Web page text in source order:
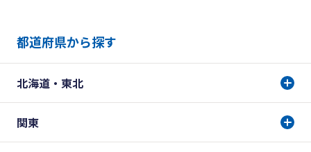
都道府県から探す
北海道・東北
関東